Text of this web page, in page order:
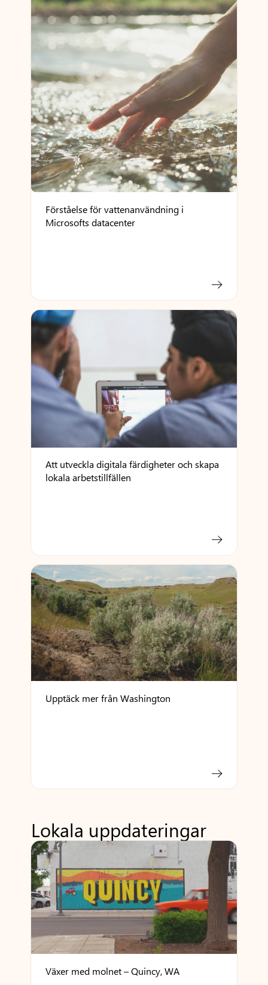
Förståelse för vattenanvändning i
Microsofts datacenter
Att utveckla digitala färdigheter och skapa
lokala arbetstillfällen
Upptäck mer från Washington
Lokala uppdateringar
Växer med molnet – Quincy, WA